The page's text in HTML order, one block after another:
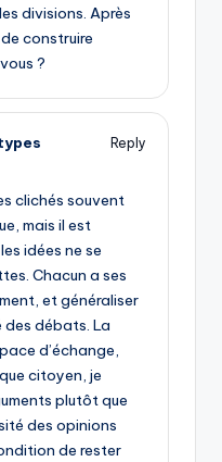
divisions. Après
construire
?
Reply
clichés souvent
mais il est
idées ne se
Chacun a ses
et généraliser
des débats. La
d’échange,
citoyen, je
plutôt que
des opinions
de rester